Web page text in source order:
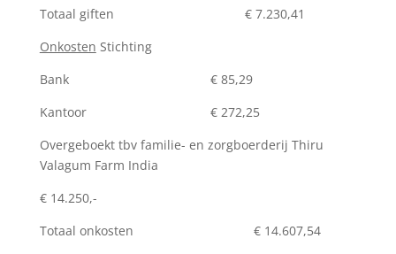
Totaal giften € 7.230,41
Onkosten Stichting
Bank € 85,29
Kantoor € 272,25
Overgeboekt tbv familie- en zorgboerderij Thiru
Valagum Farm India
€ 14.250,-
Totaal onkosten € 14.607,54